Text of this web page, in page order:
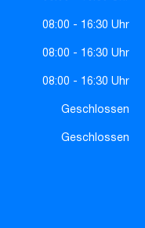
08:00 - 16:30 Uhr
08:00 - 16:30 Uhr
08:00 - 16:30 Uhr
Geschlossen
Geschlossen